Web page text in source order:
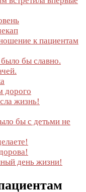
к пациентам
бы славно.
дорого
жизнь!
бы с детьми не
день жизни!